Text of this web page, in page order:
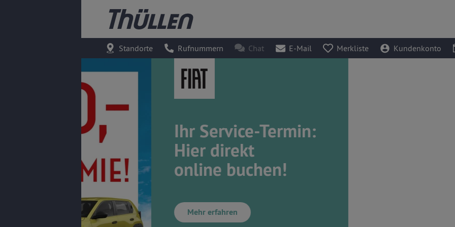
Standorte Rufnummern Chat E-Mail Merkliste Kundenkonto
Ihr Service-Termin:
Hier direkt
online buchen!
Mehr erfahren